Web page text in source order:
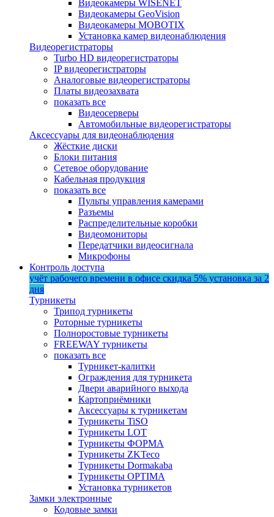
Видеокамеры WISENET
Видеокамеры GeoVision
Видеокамеры MOBOTIX
Установка камер видеонаблюдения
Видеорегистраторы
Turbo HD видеорегистраторы
IP видеорегистраторы
Аналоговые видеорегистраторы
Платы видеозахвата
показать все
Видеосерверы
Автомобильные видеорегистраторы
Аксессуары для видеонаблюдения
Жёсткие диски
Блоки питания
Сетевое оборудование
Кабельная продукция
показать все
Пульты управления камерами
Разъемы
Распределительные коробки
Видеомониторы
Передатчики видеосигнала
Микрофоны
Контроль доступа
учёт рабочего времени в офисе скидка 5% установка за 2
дня
Турникеты
Трипод турникеты
Роторные турникеты
Полноростовые турникеты
FREEWAY турникеты
показать все
Турникет-калитки
Ограждения для турникета
Двери аварийного выхода
Картоприёмники
Аксессуары к турникетам
Турникеты TiSO
Турникеты LOT
Турникеты ФОРМА
Турникеты ZKTeco
Турникеты Dormakaba
Турникеты OPTIMA
Установка турникетов
Замки электронные
Кодовые замки